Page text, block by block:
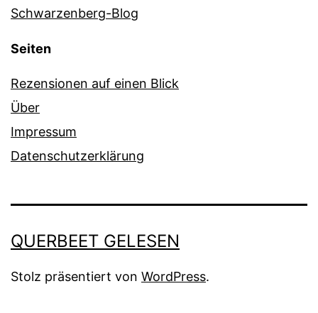
Schwarzenberg-Blog
Seiten
Rezensionen auf einen Blick
Über
Impressum
Datenschutzerklärung
QUERBEET GELESEN
Stolz präsentiert von WordPress.